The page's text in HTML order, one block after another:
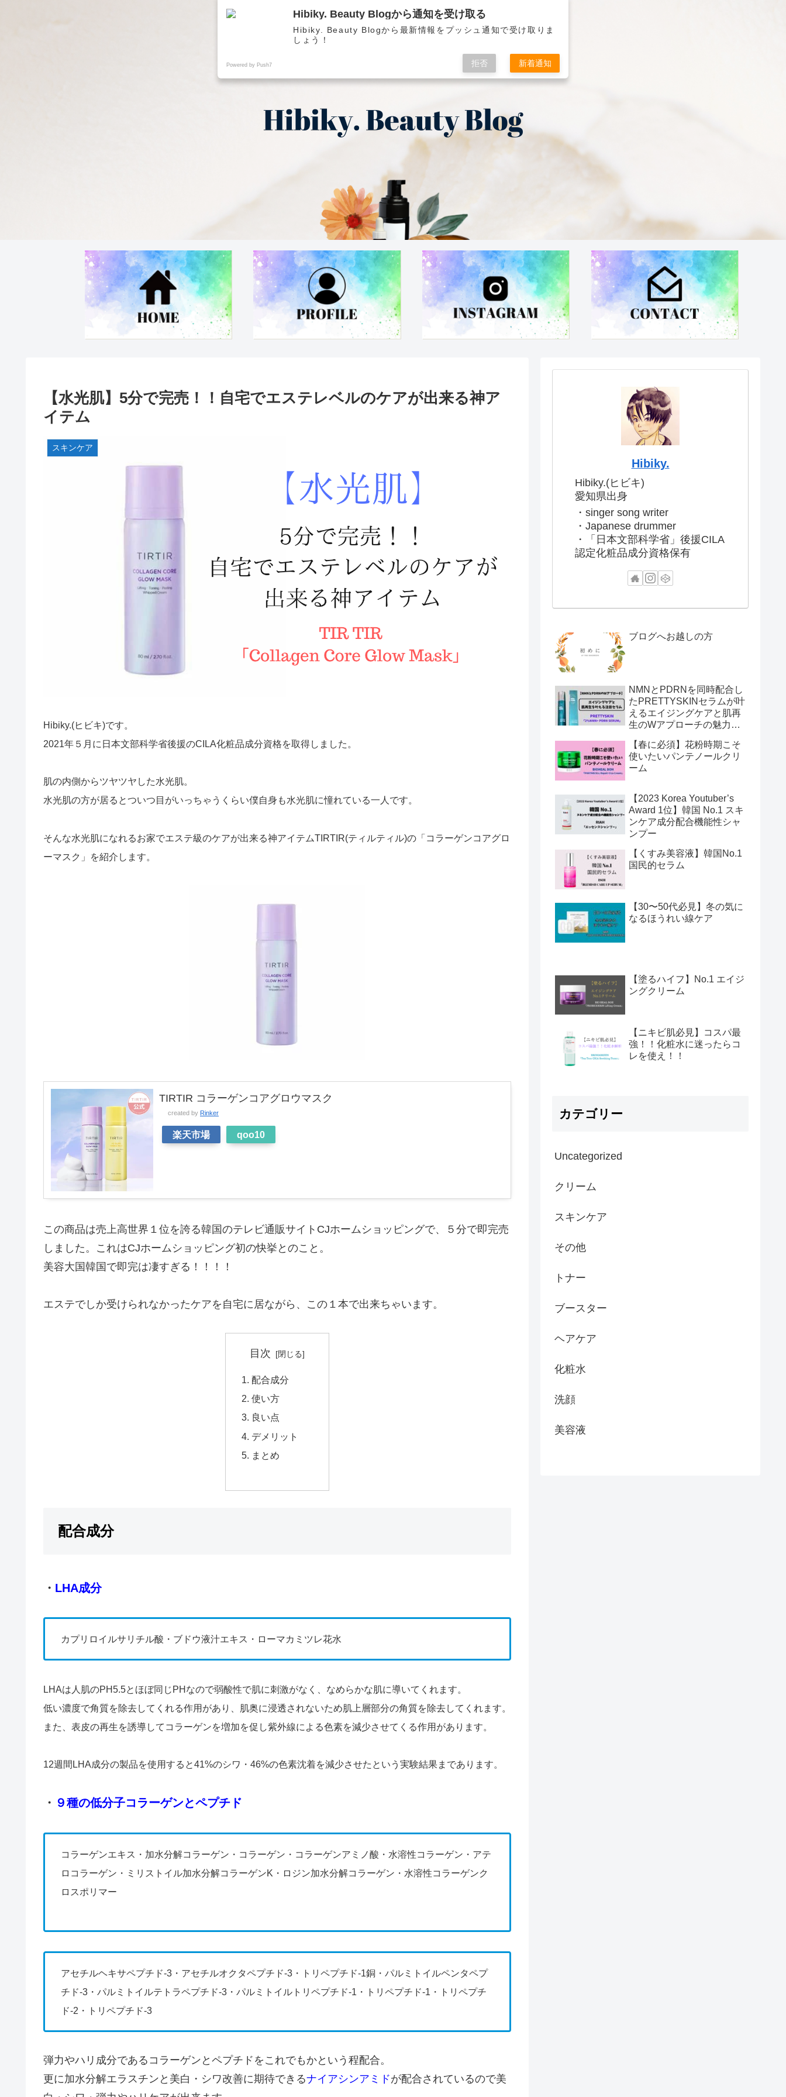
【水光肌】5分で完売！！自宅でエステレベルのケアが出来る神ア
イテム
スキンケア
Hibiky.(ヒビキ)です。
2021年５月に日本文部科学省後援のCILA化粧品成分資格を取得しました。
肌の内側からツヤツヤした水光肌。
水光肌の方が居るとついつ目がいっちゃうくらい僕自身も水光肌に憧れている一人です。
そんな水光肌になれるお家でエステ級のケアが出来る神アイテムTIRTIR(ティルティル)の「コラーゲンコアグロ
ーマスク」を紹介します。
TIRTIR コラーゲンコアグロウマスク
created by Rinker
楽天市場 qoo10
この商品は売上高世界１位を誇る韓国のテレビ通販サイトCJホームショッピングで、５分で即完売
しました。これはCJホームショッピング初の快挙とのこと。
美容大国韓国で即完は凄すぎる！！！！
エステでしか受けられなかったケアを自宅に居ながら、この１本で出来ちゃいます。
目次
配合成分
使い方
良い点
デメリット
まとめ
配合成分
・ LHA成分
カプリロイルサリチル酸・ブドウ液汁エキス・ローマカミツレ花水
LHAは人肌のPH5.5とほぼ同じPHなので弱酸性で肌に刺激がなく、なめらかな肌に導いてくれます。
低い濃度で角質を除去してくれる作用があり、肌奥に浸透されないため肌上層部分の角質を除去してくれます。
また、表皮の再生を誘導してコラーゲンを増加を促し紫外線による色素を減少させてくる作用があります。
12週間LHA成分の製品を使用すると41%のシワ・46%の色素沈着を減少させたという実験結果まであります。
・ ９種の低分子コラーゲンとペプチド
コラーゲンエキス・加水分解コラーゲン・コラーゲン・コラーゲンアミノ酸・水溶性コラーゲン・アテ
ロコラーゲン・ミリストイル加水分解コラーゲンK・ロジン加水分解コラーゲン・水溶性コラーゲンク
ロスポリマー
アセチルヘキサペプチド-3・アセチルオクタペプチド-3・トリペプチド-1銅・パルミトイルペンタペプ
チド-3・パルミトイルテトラペプチド-3・パルミトイルトリペプチド-1・トリペプチド-1・トリペプチ
ド-2・トリペプチド-3
弾力やハリ成分であるコラーゲンとペプチドをこれでもかという程配合。
更に加水分解エラスチンと美白・シワ改善に期待できるナイアシンアミドが配合されているので美
Hibiky.
Hibiky.(ヒビキ)
愛知県出身
・singer song writer
・Japanese drummer
・「日本文部科学省」後援CILA
認定化粧品成分資格保有
ブログへお越しの方
NMNとPDRNを同時配合し
たPRETTYSKINセラムが叶
えるエイジングケアと肌再
生のWアプローチの魅力と
【春に必須】花粉時期こそ
使いたいパンテノールクリ
ーム
【2023 Korea Youtuber’s
Award 1位】韓国 No.1 スキ
ンケア成分配合機能性シャ
ンプー
【くすみ美容液】韓国No.1
国民的セラム
【30〜50代必見】冬の気に
なるほうれい線ケア
【塗るハイフ】No.1 エイジ
ングクリーム
【ニキビ肌必見】コスパ最
強！！化粧水に迷ったらコ
レを使え！！
カテゴリー
Uncategorized
クリーム
スキンケア
その他
トナー
ブースター
ヘアケア
化粧水
洗顔
美容液
Hibiky. Beauty Blogから通知を受け取る
Hibiky. Beauty Blogから最新情報をプッシュ通知で受け取りま
しょう！
Powered by Push7 拒否 新着通知